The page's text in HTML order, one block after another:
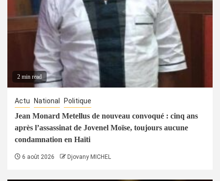
2 min read
Actu National Politique
Jean Monard Metellus de nouveau convoqué : cinq ans
après l’assassinat de Jovenel Moïse, toujours aucune
condamnation en Haïti
6 août 2026 Djovany MICHEL